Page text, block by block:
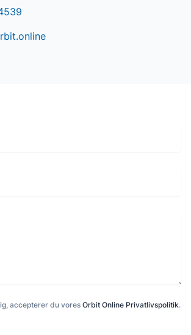
accepterer du vores Orbit Online Privatlivspolitik.